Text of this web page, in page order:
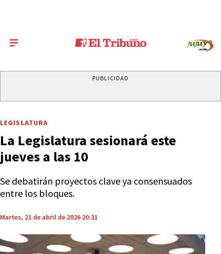
PUBLICIDAD
LEGISLATURA
La Legislatura sesionará este
jueves a las 10
Se debatirán proyectos clave ya consensuados
entre los bloques.
Martes, 21 de abril de 2026 20:31